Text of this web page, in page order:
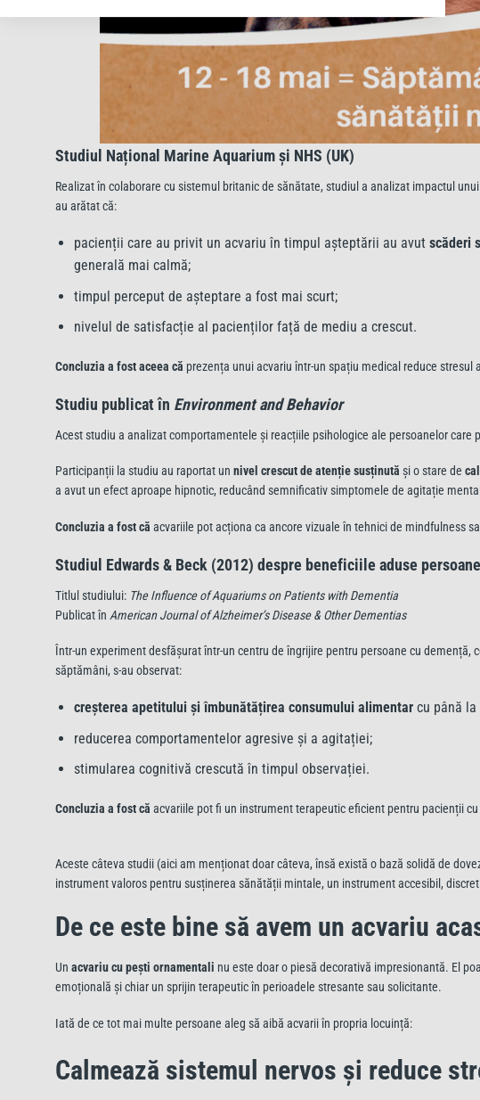
Studiul Național Marine Aquarium și NHS (UK)
Realizat în colaborare cu sistemul britanic de sănătate, studiul a analizat impactul
au arătat că:
pacienții care au privit un acvariu în timpul așteptării au avut scăderi
generală mai calmă;
timpul perceput de așteptare a fost mai scurt;
nivelul de satisfacție al pacienților față de mediu a crescut.
Concluzia a fost aceea că prezența unui acvariu într-un spațiu medical reduce
Studiu publicat în Environment and Behavior
Acest studiu a analizat comportamentele și reacțiile psihologice ale persoanelor care
Participanții la studiu au raportat un nivel crescut de atenție susținută și o stare de
a avut un efect aproape hipnotic, reducând semnificativ simptomele de agitație
Concluzia a fost că acvariile pot acționa ca ancore vizuale în tehnici de mindfulness
Studiul Edwards & Beck (2012) despre beneficiile aduse
Titlul studiului: The Influence of Aquariums on Patients with Dementia
Publicat în American Journal of Alzheimer’s Disease & Other Dementias
Într-un experiment desfășurat într-un centru de îngrijire pentru persoane cu
săptămâni, s-au observat:
creșterea apetitului și îmbunătățirea consumului alimentarcu până la
reducerea comportamentelor agresive și a agitației;
stimularea cognitivă crescută în timpul observației.
Concluzia a fost că acvariile pot fi un instrument terapeutic eficient pentru pacienții
Aceste câteva studii (aici am menționat doar câteva, însă există o bază solidă de
instrument valoros pentru susținerea sănătății mintale, un instrument accesibil,
De ce este bine să avem un acvariu
Un acvariu cu pești ornamentali nu este doar o piesă decorativă impresionantă. El
emoțională și chiar un sprijin terapeutic în perioadele stresante sau solicitante.
Iată de ce tot mai multe persoane aleg să aibă acvarii în propria locuință:
Calmează sistemul nervos și reduce